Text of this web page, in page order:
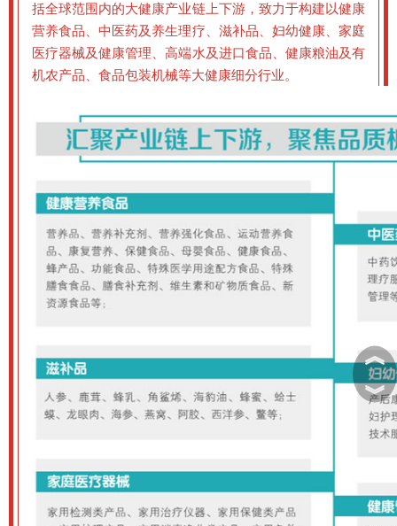
括全球范围内的大健康产业链上下游，致力于构建以健康
营养食品、中医药及养生理疗、滋补品、妇幼健康、家庭
医疗器械及健康管理、高端水及进口食品、健康粮油及有
机农产品、食品包装机械等大健康细分行业。
︽
︾